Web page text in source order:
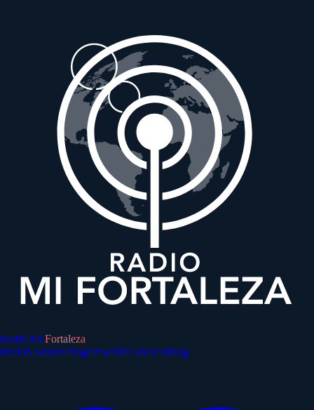
Radio Mi Fortaleza
InicioNosotrosProgramaciónContactoBlog